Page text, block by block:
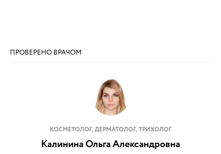
ПРОВЕРЕНО ВРАЧОМ
КОСМЕТОЛОГ, ДЕРМАТОЛОГ, ТРИХОЛОГ
Калинина Ольга Александровна